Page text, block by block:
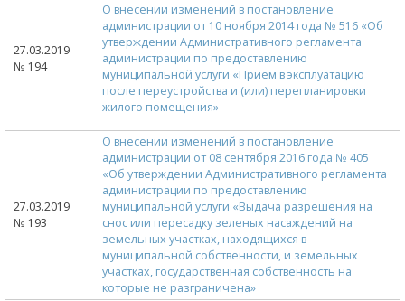
27.03.2019
№ 194
О внесении изменений в постановление
администрации от 10 ноября 2014 года № 516 «Об
утверждении Административного регламента
администрации по предоставлению
муниципальной услуги «Прием в эксплуатацию
после переустройства и (или) перепланировки
жилого помещения»
27.03.2019
№ 193
О внесении изменений в постановление
администрации от 08 сентября 2016 года № 405
«Об утверждении Административного регламента
администрации по предоставлению
муниципальной услуги «Выдача разрешения на
снос или пересадку зеленых насаждений на
земельных участках, находящихся в
муниципальной собственности, и земельных
участках, государственная собственность на
которые не разграничена»